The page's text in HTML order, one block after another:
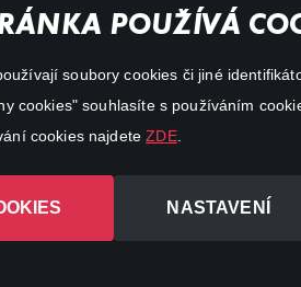
POUŽÍVÁ
soubory cookies či jiné
cookies" souhlasíte s používáním
cookies najdeteZDE.
NASTAVENÍ